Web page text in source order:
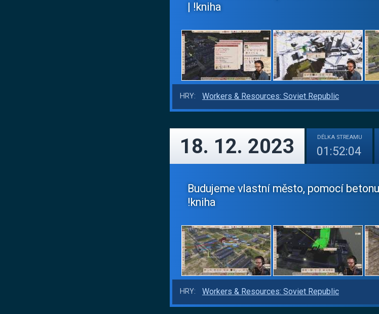
| !kniha
HRY: Workers & Resources: Soviet Republic
18. 12. 2023 DÉLKA STREAMU
01:52:04
Budujeme vlastní město, pomocí
!kniha
HRY: Workers & Resources: Soviet Republic